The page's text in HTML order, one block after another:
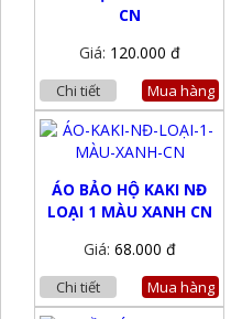
CN
Giá: 120.000 đ
Chi tiết Mua hàng
ÁO BẢO HỘ KAKI NĐ
LOẠI 1 MÀU XANH CN
Giá: 68.000 đ
Chi tiết Mua hàng